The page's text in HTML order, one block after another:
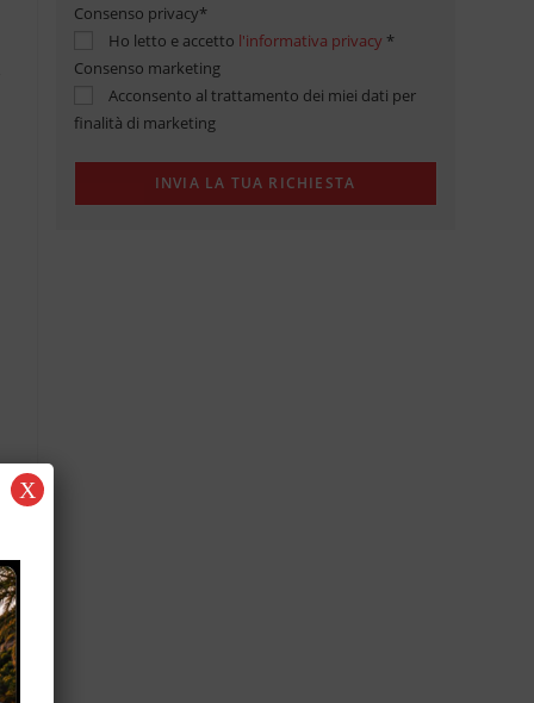
Consenso privacy*
Ho letto e accetto l'informativa privacy *
Consenso marketing
Acconsento al trattamento dei miei dati per
finalità di marketing
X